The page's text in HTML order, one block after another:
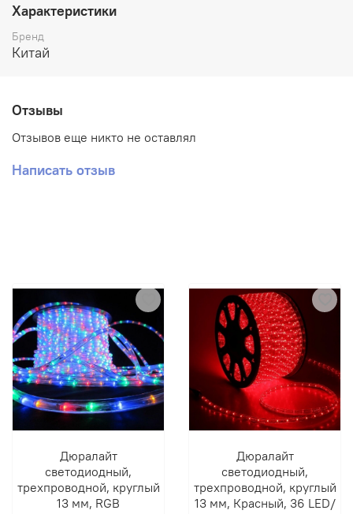
Характеристики
Бренд
Китай
Отзывы
Отзывов еще никто не оставлял
Написать отзыв
Дюралайт
светодиодный,
трехпроводной, круглый
13 мм, RGB
Дюралайт
светодиодный,
трехпроводной, круглый
13 мм, Красный, 36 LED/